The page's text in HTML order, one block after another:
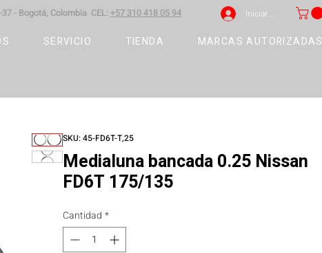
- Bogotá, Colombia CEL: +57 310 418 05 94 Iniciar sesión
SERVICIO TIENDA MARCAS AUTORIZADAS
SKU: 45-FD6T-T,25
Medialuna bancada 0.25 Nissan
FD6T 175/135
Cantidad *